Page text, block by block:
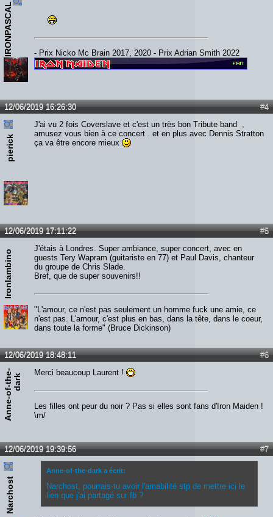
IRONPASCAL - Prix Nicko Mc Brain 2017, 2020 - Prix Adrian Smith 2022
#4
12/06/2019 16:26:30
pierick
J'ai vu 2 fois Coverslave et c'est un très bon Tribute band ,
amusez vous bien à ce concert . et en plus avec Dennis Stratton
ça va être encore mieux
#5
12/06/2019 17:11:22
Ironlambino
J'étais à Londres. Super ambiance, super concert, avec en
guests Tery Wapram (guitariste en 77) et Paul Davis, chanteur
du groupe de Chris Slade.
Bref, que de super souvenirs!!
"L'amour, ce n'est pas seulement un homme fuck une amie, ce
n'est pas. L'amour, c'est plus en bas, dans la tête, dans le coeur,
dans toute la forme" (Bruce Dickinson)
#6
12/06/2019 18:48:11
A
n
n
e
-
o
f
-
t
h
e
-
d
a
rk
Merci beaucoup Laurent !
Les filles ont peur du noir ? Pas si elles sont fans d'Iron Maiden !
\m/
#7
12/06/2019 19:39:56
Narchost
Anne-of-the-dark a écrit:
Narchost, pourrais-tu avoir l'amabilité stp de mettre ici le
lien que j'ai partagé sur fb ?